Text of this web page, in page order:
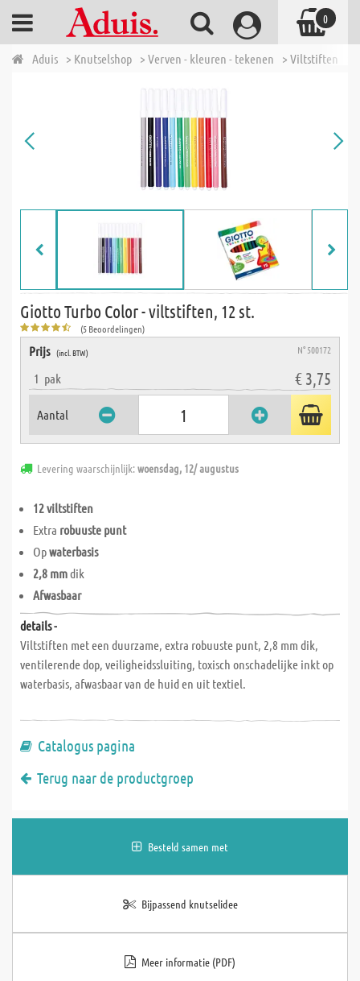
Aduis > Knutselshop > Verven - kleuren - tekenen > Viltstiften
Giotto Turbo Color - viltstiften, 12 st.
(5 Beoordelingen)
Prijs (incl. BTW) N° 500172
1 pak € 3,75
Aantal
Levering waarschijnlijk:woensdag, 12/ augustus
12 viltstiften
Extra robuuste punt
Opwaterbasis
2,8 mmdik
Afwasbaar
details -
Viltstiften met een duurzame, extra robuuste punt, 2,8 mm dik,
ventilerende dop, veiligheidssluiting, toxisch onschadelijke inkt op
waterbasis, afwasbaar van de huid en uit textiel.
Catalogus pagina
Terug naar de productgroep
Besteld samen met
Bijpassend knutselidee
Meer informatie (PDF)
0